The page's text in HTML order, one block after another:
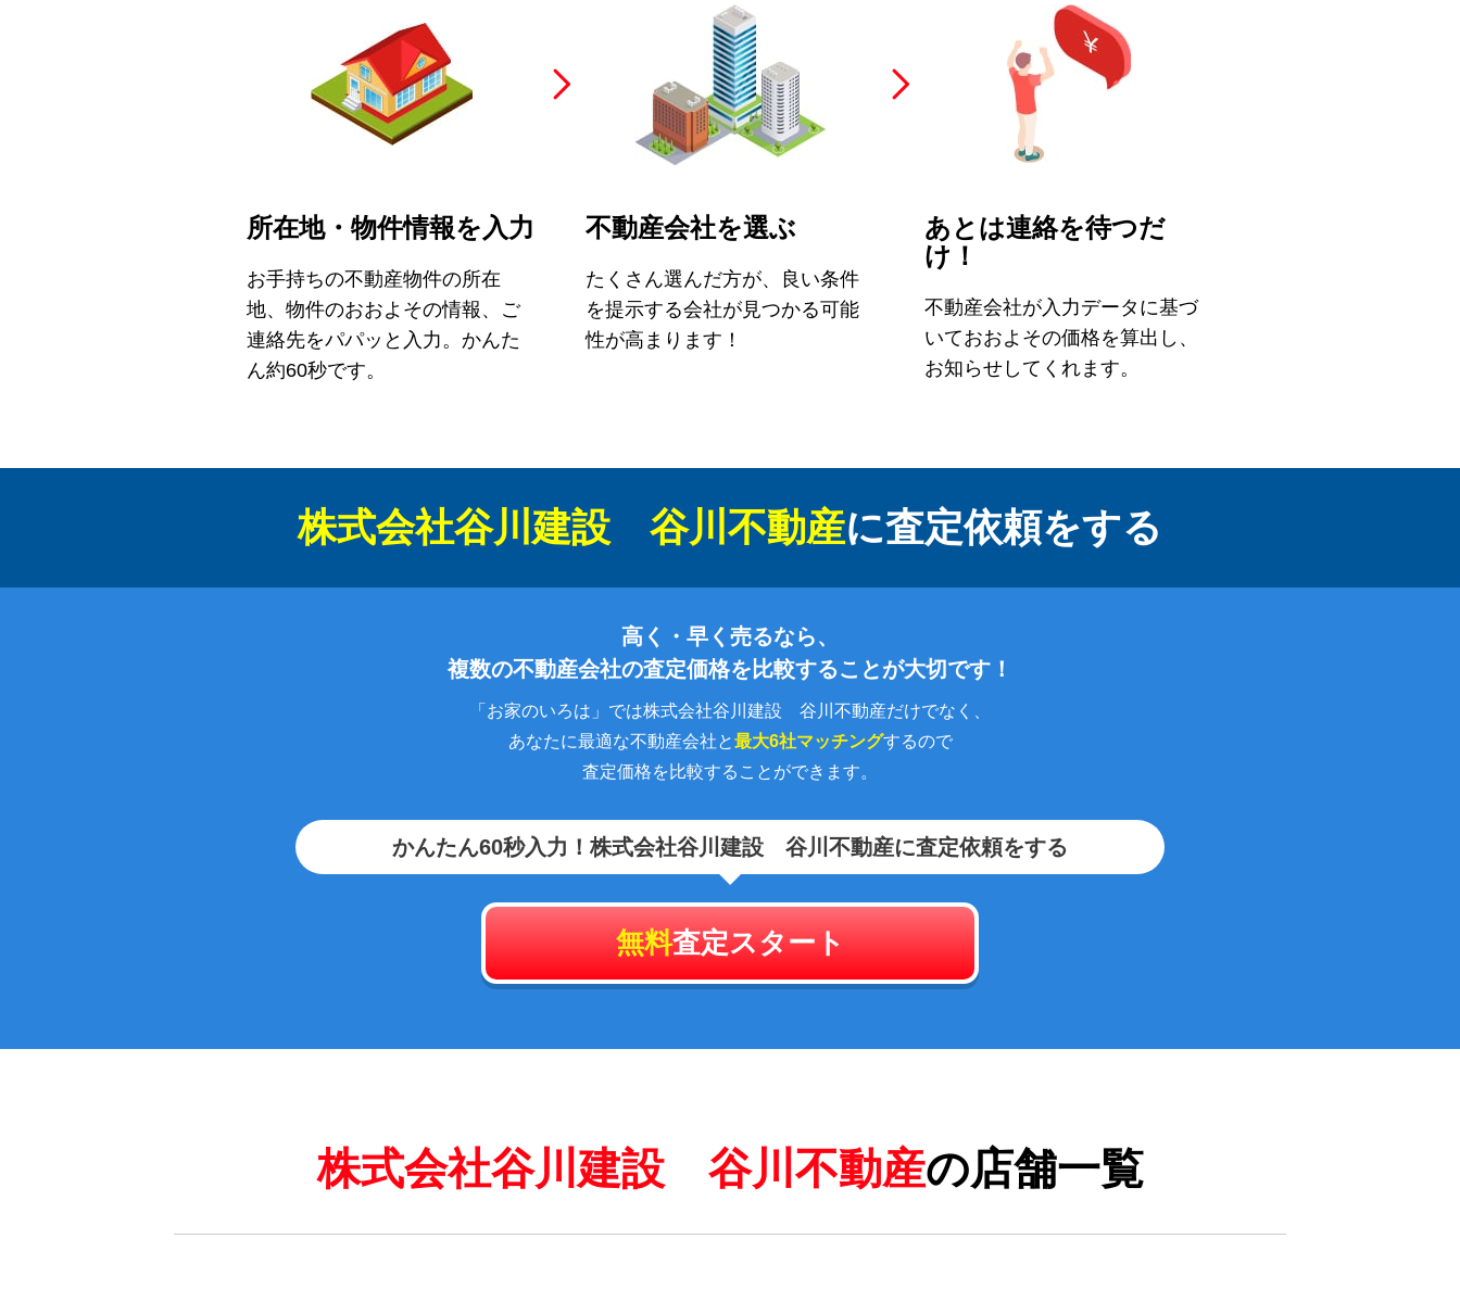
所在地・物件情報を入力
お手持ちの不動産物件の所在
地、物件のおおよその情報、ご
連絡先をパパッと入力。かんた
ん約60秒です。
不動産会社を選ぶ
たくさん選んだ方が、良い条件
を提示する会社が見つかる可能
性が高まります！
あとは連絡を待つだ
け！
不動産会社が入力データに基づ
いておおよその価格を算出し、
お知らせしてくれます。
株式会社谷川建設 谷川不動産に査定依頼をする
高く・早く売るなら、
複数の不動産会社の査定価格を比較することが大切です！
「お家のいろは」では株式会社谷川建設 谷川不動産だけでなく、
あなたに最適な不動産会社と最大6社マッチングするので
査定価格を比較することができます。
かんたん60秒入力！ 株式会社谷川建設 谷川不動産に査定依頼をする
無料査定スタート
株式会社谷川建設 谷川不動産の店舗一覧